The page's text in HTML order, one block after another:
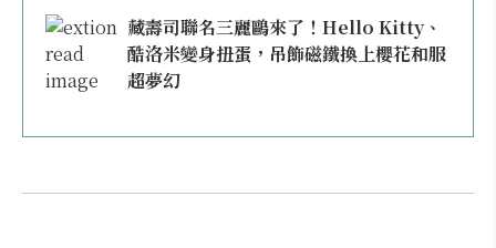
藏壽司聯名三麗鷗來了！Hello Kitty、
酷洛米變身扭蛋，吊飾磁鐵換上櫻花和服
超夢幻